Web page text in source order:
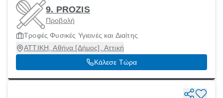
9. PROZIS
Προβολή
Τροφές Φυσικές Υγιεινές και Διαίτης
ΑΤΤΙΚΗ, Αθήνα [Δήμος], Αττική
Κάλεσε Τώρα